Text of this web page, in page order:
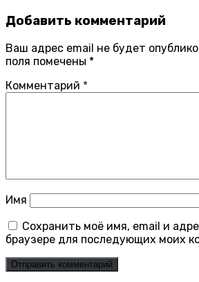
Добавить комментарий
Ваш адрес email не будет
поля помечены *
Комментарий *
Имя
Сохранить моё имя, email и
браузере для последующих моих